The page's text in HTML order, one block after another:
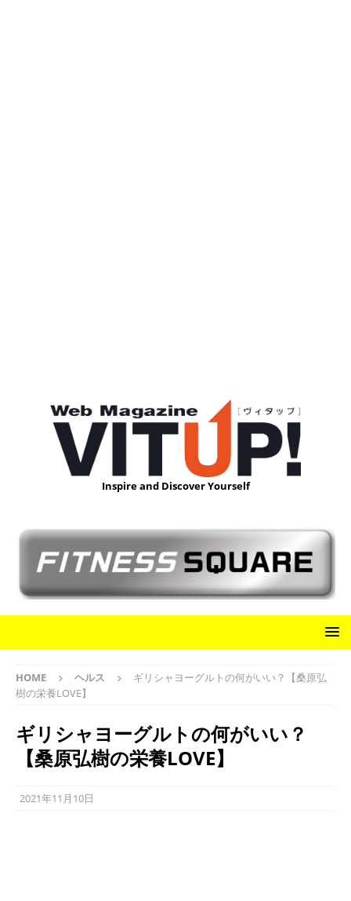
Inspire and Discover Yourself
HOME ヘルス
ギリシャヨーグルトの何がいい？【桑原弘
樹の栄養LOVE】
ギリシャヨーグルトの何がいい？
【桑原弘樹の栄養LOVE】
2021年11月10日